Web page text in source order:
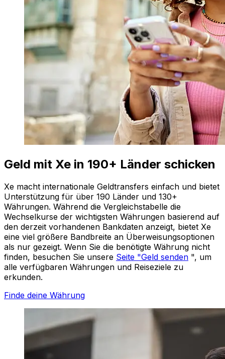
Geld mit Xe in 190+ Länder schicken
Xe macht internationale Geldtransfers einfach und bietet
Unterstützung für über 190 Länder und 130+
Währungen. Während die Vergleichstabelle die
Wechselkurse der wichtigsten Währungen basierend auf
den derzeit vorhandenen Bankdaten anzeigt, bietet Xe
eine viel größere Bandbreite an Überweisungsoptionen
als nur gezeigt. Wenn Sie die benötigte Währung nicht
finden, besuchen Sie unsere Seite "Geld senden ", um
alle verfügbaren Währungen und Reiseziele zu
erkunden.
Finde deine Währung